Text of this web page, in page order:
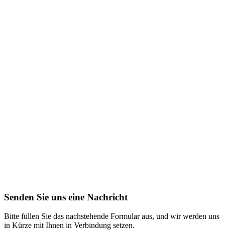
Senden Sie uns eine Nachricht
Bitte füllen Sie das nachstehende Formular aus, und wir werden uns
in Kürze mit Ihnen in Verbindung setzen.